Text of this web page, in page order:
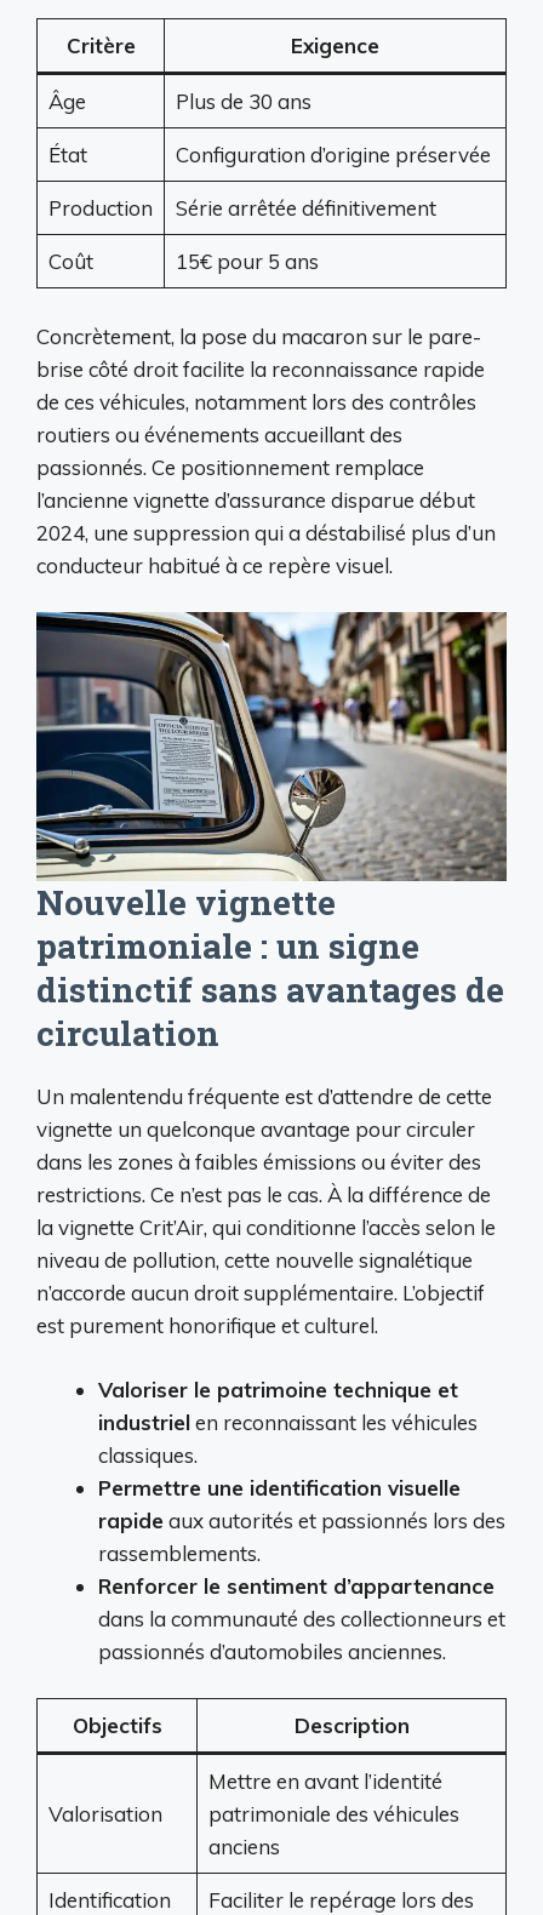
Critère Exigence
Âge Plus de 30 ans
État Configuration d’origine préservée
Production Série arrêtée définitivement
Coût 15€ pour 5 ans
Concrètement, la pose du macaron sur le pare-
brise côté droit facilite la reconnaissance rapide
de ces véhicules, notamment lors des contrôles
routiers ou événements accueillant des
passionnés. Ce positionnement remplace
l’ancienne vignette d’assurance disparue début
2024, une suppression qui a déstabilisé plus d’un
conducteur habitué à ce repère visuel.
Nouvelle vignette
patrimoniale : un signe
distinctif sans avantages de
circulation
Un malentendu fréquente est d’attendre de cette
vignette un quelconque avantage pour circuler
dans les zones à faibles émissions ou éviter des
restrictions. Ce n’est pas le cas. À la différence de
la vignette Crit’Air, qui conditionne l’accès selon le
niveau de pollution, cette nouvelle signalétique
n’accorde aucun droit supplémentaire. L’objectif
est purement honorifique et culturel.
Valoriser le patrimoine technique et
industrielen reconnaissant les véhicules
classiques.
Permettre une identification visuelle
rapide aux autorités et passionnés lors des
rassemblements.
Renforcer le sentiment d’appartenance
dans la communauté des collectionneurs et
passionnés d’automobiles anciennes.
Objectifs Description
Valorisation
Mettre en avant l’identité
patrimoniale des véhicules
anciens
Identification
Faciliter le repérage lors des